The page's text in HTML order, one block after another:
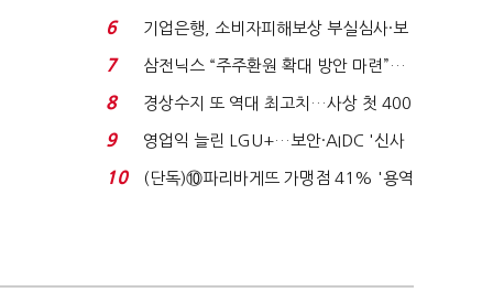
생법 위반 반복...
6
기업은행, 소비자피해보상 부실심사·보
이스피싱 공시 ...
7
삼전닉스 “주주환원 확대 방안 마련”…
로이터에 성명...
8
경상수지 또 역대 최고치…사상 첫 400
억달러에 '3% 성...
9
영업익 늘린 LGU+…보안·AIDC '신사
업 드라이브'...
10
(단독)⑩파리바게뜨 가맹점 41% '용역